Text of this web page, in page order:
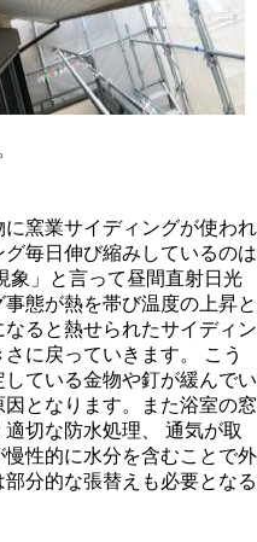
窯業サイディングが使われ
毎日伸び縮みしているのは
象」と言って昼間直射日光
態が熱を帯び温度の上昇と
ると熱せられたサイディン
に戻っていきます。 こう
ている金物や釘が緩んでい
となります。また浴室の窓
切な防水処理、 通気が取
性的に水分を含むことで外
分的な張替えも必要となる